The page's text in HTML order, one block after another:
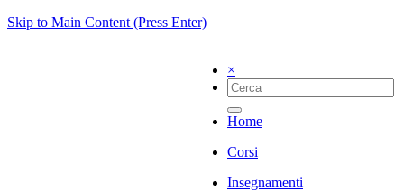
Skip to Main Content (Press Enter)
×
Home
Corsi
Insegnamenti